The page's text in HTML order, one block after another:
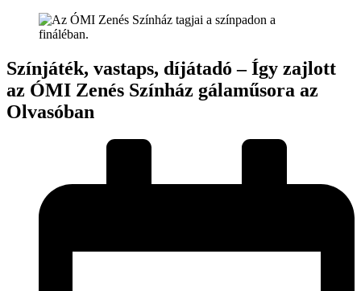
Színjáték, vastaps, díjátadó – Így zajlott
az ÓMI Zenés Színház gálaműsora az
Olvasóban